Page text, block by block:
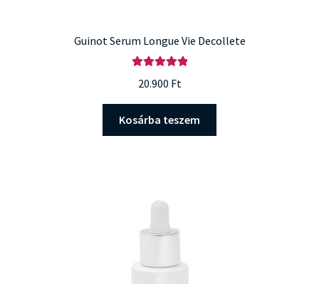
Guinot Serum Longue Vie Decollete
20.900 Ft
Kosárba teszem